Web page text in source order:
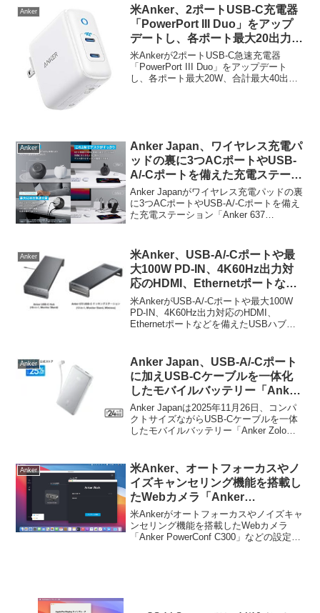
イヤレスイヤホン「Soundcore AeroClip
(A3388)」を新たに発売しています。
Anker
米Anker、2ポートUSB-C充電器
「PowerPort III Duo」をアップ
デートし、各ポート最大20出力で
iPhone 12シリーズに対応したモ
デルを発売。
米Ankerが2ポートUSB-C急速充電器
「PowerPort III Duo」をアップデート
し、各ポート最大20W、合計最大40出力
Anker
Anker Japan、ワイヤレス充電パ
ッドの裏に3つACポートやUSB-
A/-Cポートを備えた充電ステーシ
ョン「Anker 637 Magnetic
Charging Station (MagGo)」に
ブラックモデルを発売。
Anker Japanがワイヤレス充電パッドの裏
に3つACポートやUSB-A/-Cポートを備え
た充電ステーション「Anker 637
細...
Anker
米Anker、USB-A/-Cポートや最
大100W PD-IN、4K60Hz出力対
応のHDMI、Ethernetポートなど
を備えたUSBハブ機能付きモニタ
ースタンド「Anker USB-C Hub
(10-in-1, Monitor Stand)」を発
米AnkerがUSB-A/-Cポートや最大100W
PD-IN、4K60Hz出力対応のHDMI、
Ethernetポートなどを備えたUSBハブ機
Anker
Anker Japan、USB-A/-Cポート
に加えUSB-Cケーブルを一体化
したモバイルバッテリー「Anker
Zolo Power Bank (10000mAh,
22.5W, Built-In USB-Cケーブ
ル)」にホワイトモデルを追加。
Anker Japanは2025年11月26日、コンパ
クトサイズながらUSB-Cケーブルを一体
したモバイルバッテリー「Anker Zolo
デルを発売しましたが、このモバイルバ
ッテリーに新たにホワイトモデルが追加
＆発売されています。
Anker
米Anker、オートフォーカスやノ
イズキャンセリング機能を搭載し
たWebカメラ「Anker
PowerConf C300」の設定を変更
できるMac/Win対応のアプリ
「Anker Work」を公開。
米Ankerがオートフォーカスやノイズキャ
ンセリング機能を搭載したWebカメラ
「Anker PowerConf C300」などの設定を